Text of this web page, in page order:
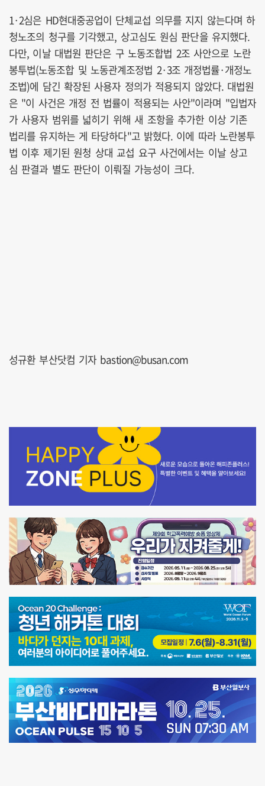
1·2심은 HD현대중공업이 단체교섭 의무를 지지 않는다며 하
청노조의 청구를 기각했고, 상고심도 원심 판단을 유지했다.
다만, 이날 대법원 판단은 구 노동조합법 2조 사안으로 노란
봉투법(노동조합 및 노동관계조정법 2·3조 개정법률·개정노
조법)에 담긴 확장된 사용자 정의가 적용되지 않았다. 대법원
은 "이 사건은 개정 전 법률이 적용되는 사안"이라며 "입법자
가 사용자 범위를 넓히기 위해 새 조항을 추가한 이상 기존
법리를 유지하는 게 타당하다"고 밝혔다. 이에 따라 노란봉투
법 이후 제기된 원청 상대 교섭 요구 사건에서는 이날 상고
심 판결과 별도 판단이 이뤄질 가능성이 크다.
성규환 부산닷컴 기자 bastion@busan.com